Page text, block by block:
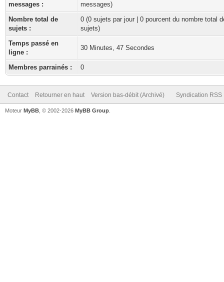
messages :
messages)
Nombre total de
sujets :
0 (0 sujets par jour | 0 pourcent du nombre total
sujets)
Temps passé en
ligne :
30 Minutes, 47 Secondes
Membres parrainés : 0
Contact Retourner en haut Version bas-débit (Archivé) Syndication RSS
Moteur MyBB , © 2002-2026 MyBB Group